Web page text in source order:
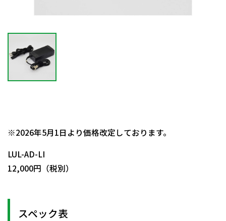
※2026年5月1日より価格改定しております。
LUL-AD-LI
12,000円（税別）
スペック表